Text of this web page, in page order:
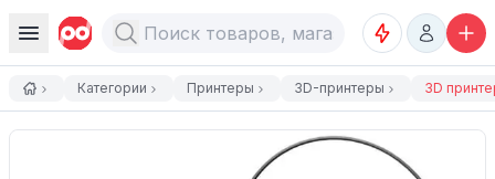
Категории Принтеры 3D-принтеры 3D